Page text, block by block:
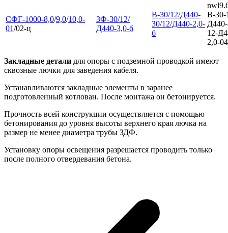
СФГ-1000-8,0/9,0/10,0-
01/02-ц
ЗФ-30/12/
Д440-3,0-б
В-30/12/Д440-
30/12/Д440-2,0-
б
В-30-
12-
2,0-04
Закладные детали для опоры с подземной проводкой имеют
сквозные лючки для заведения кабеля.
Устанавливаются закладные элементы в заранее
подготовленный котлован. После монтажа он бетонируется.
Прочность всей конструкции осуществляется с помощью
бетонирования до уровня высоты верхнего края лючка на
размер не менее диаметра трубы ЗДФ.
Установку опоры освещения разрешается проводить только
после полного отвердевания бетона.